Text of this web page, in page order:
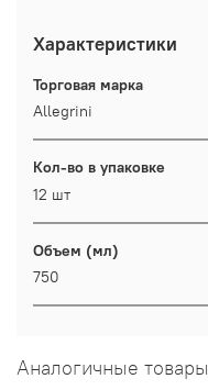
Характеристики
Торговая марка
Allegrini
Кол-во в упаковке
12 шт
Объем (мл)
750
Аналогичные товары